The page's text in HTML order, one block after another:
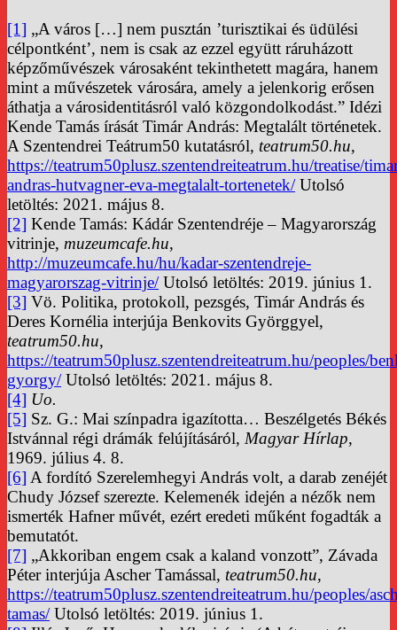
[1] „A város […] nem pusztán ’turisztikai és üdülési
célpontként’, nem is csak az ezzel együtt ráruházott
képzőművészek városaként tekinthetett magára, hanem
mint a művészetek városára, amely a jelenkorig erősen
áthatja a városidentitásról való közgondolkodást.” Idézi
Kende Tamás írását Timár András: Megtalált történetek.
A Szentendrei Teátrum50 kutatásról, teatrum50.hu,
https://teatrum50plusz.szentendreiteatrum.hu/treatise/
andras-hutvagner-eva-megtalalt-tortenetek/Utolsó
letöltés: 2021. május 8.
[2] Kende Tamás: Kádár Szentendréje – Magyarország
vitrinje, muzeumcafe.hu,
http://muzeumcafe.hu/hu/kadar-szentendreje-
magyarorszag-vitrinje/Utolsó letöltés: 2019. június 1.
[3] Vö. Politika, protokoll, pezsgés, Timár András és
Deres Kornélia interjúja Benkovits Györggyel,
teatrum50.hu,
https://teatrum50plusz.szentendreiteatrum.hu/peoples/
gyorgy/Utolsó letöltés: 2021. május 8.
[4] Uo.
[5] Sz. G.: Mai színpadra igazította… Beszélgetés Békés
Istvánnal régi drámák felújításáról, Magyar Hírlap,
1969. július 4. 8.
[6] A fordító Szerelemhegyi András volt, a darab zenéjét
Chudy József szerezte. Kelemenék idején a nézők nem
ismerték Hafner művét, ezért eredeti műként fogadták a
bemutatót.
[7] „Akkoriban engem csak a kaland vonzott”, Závada
Péter interjúja Ascher Tamással, teatrum50.hu,
https://teatrum50plusz.szentendreiteatrum.hu/peoples/
tamas/Utolsó letöltés: 2019. június 1.